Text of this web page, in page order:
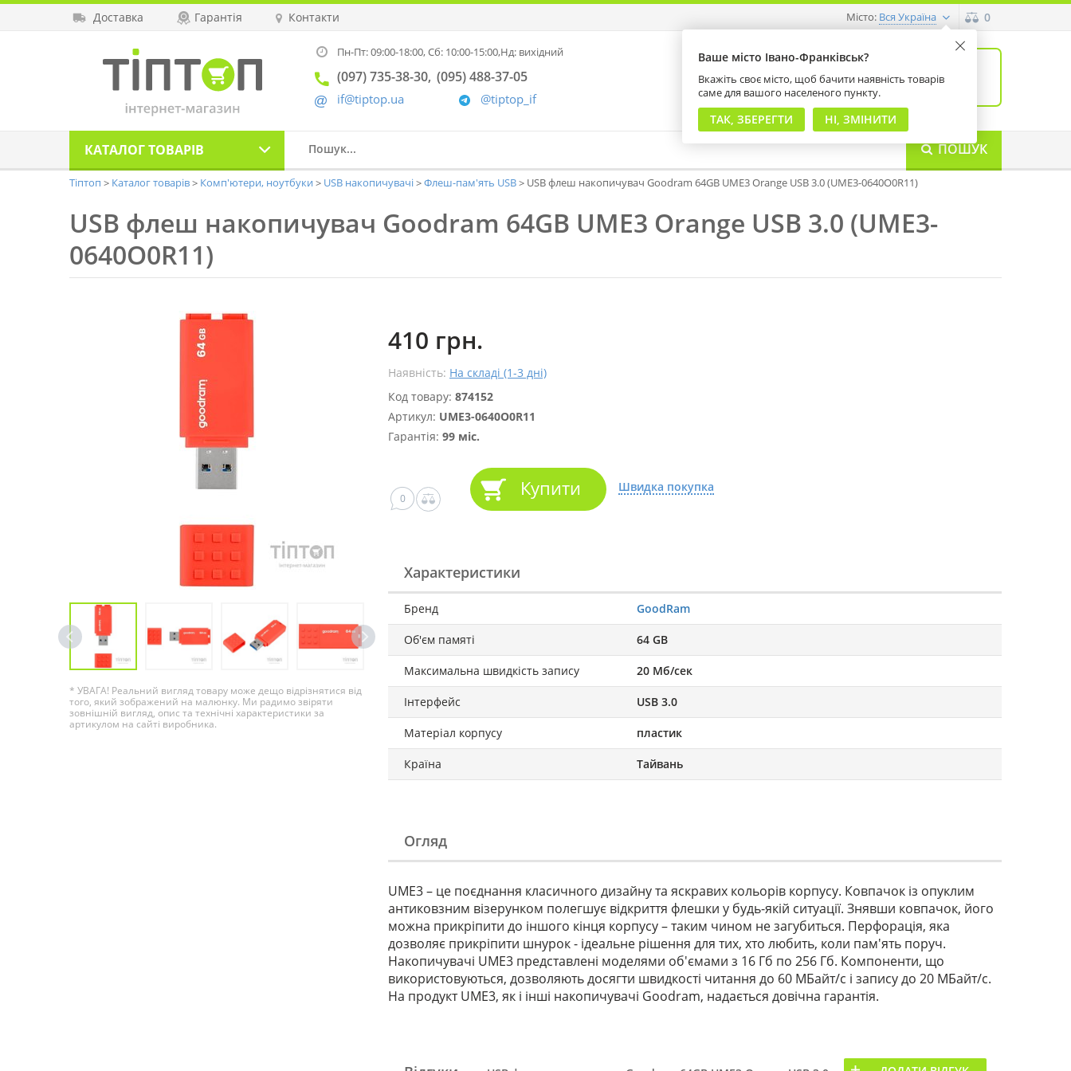
Доставка Гарантія Контакти
Ваше місто Івано-Франківськ?
Вкажіть своє місто, щоб бачити наявність товарів
саме для вашого населеного пункту.
ТАК, ЗБЕРЕГТИ НІ, ЗМІНИТИ
Місто: Вся Україна 0
Пн-Пт: 09:00-18:00,Сб: 10:00-15:00,Нд: вихідний
(097) 735-38-30 (095) 488-37-05
@tiptop_if
if@tiptop.ua
0
на суму 0 грн
КАТАЛОГТОВАРІВ ПОШУК
Тіптоп Каталог товарів Комп'ютери, ноутбуки USB накопичувачі Флеш-пам'ять USB USB флеш накопичувач Goodram 64GB UME3 Orange USB 3.0 (UME3-0640O0R11)
USB флеш накопичувач Goodram 64GB UME3 Orange USB 3.0 (UME3-
0640O0R11)
* УВАГА! Реальний вигляд товару може дещо відрізнятися від
того, який зображений на малюнку. Ми радимо звіряти
зовнішній вигляд, опис та технічні характеристики за
артикулом на сайті виробника.
410 грн.
Наявність: На складі (1-3 дні)
Код товару: 874152
Артикул: UME3-0640O0R11
Гарантія: 99 міс.
0 Купити Швидка покупка
Характеристики
Бренд GoodRam
Об'єм памяті 64 GB
Максимальна швидкість запису 20 Мб/сек
Інтерфейс USB 3.0
Матеріал корпусу пластик
Країна Тайвань
Огляд
UME3 – це поєднання класичного дизайну та яскравих кольорів корпусу. Ковпачок із опуклим
антиковзним візерунком полегшує відкриття флешки у будь-якій ситуації. Знявши ковпачок, його
можна прикріпити до іншого кінця корпусу – таким чином не загубиться. Перфорація, яка
дозволяє прикріпити шнурок - ідеальне рішення для тих, хто любить, коли пам'ять поруч.
Накопичувачі UME3 представлені моделями об'ємами з 16 Гб по 256 Гб. Компоненти, що
використовуються, дозволяють досягти швидкості читання до 60 МБайт/с і запису до 20 МБайт/с.
На продукт UME3, як і інші накопичувачі Goodram, надається довічна гарантія.